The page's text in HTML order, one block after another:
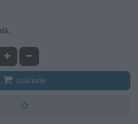
Kasvata määrääVähennä määrää
Lisää koriin